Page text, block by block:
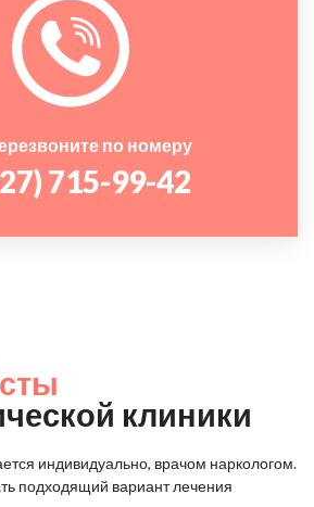
по номеру
715-99-42
клиники
индивидуально, врачом наркологом.
подходящий вариант лечения